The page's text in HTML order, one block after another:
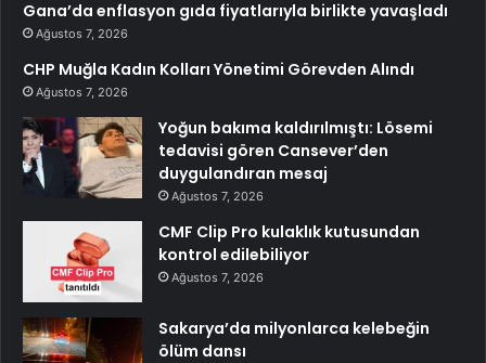
Gana’da enflasyon gıda fiyatlarıyla birlikte yavaşladı
Ağustos 7, 2026
CHP Muğla Kadın Kolları Yönetimi Görevden Alındı
Ağustos 7, 2026
Yoğun bakıma kaldırılmıştı: Lösemi
tedavisi gören Cansever’den
duygulandıran mesaj
Ağustos 7, 2026
CMF Clip Pro kulaklık kutusundan
kontrol edilebiliyor
Ağustos 7, 2026
Sakarya’da milyonlarca kelebeğin
ölüm dansı